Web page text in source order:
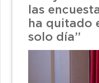
las
ha quitado
solo día”